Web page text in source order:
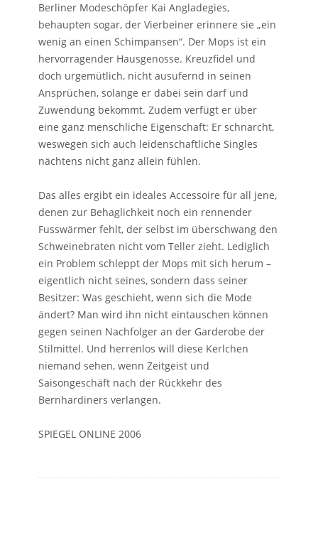
Berliner Modeschöpfer Kai Angladegies,
behaupten sogar, der Vierbeiner erinnere sie „ein
wenig an einen Schimpansen“. Der Mops ist ein
hervorragender Hausgenosse. Kreuzfidel und
doch urgemütlich, nicht ausufernd in seinen
Ansprüchen, solange er dabei sein darf und
Zuwendung bekommt. Zudem verfügt er über
eine ganz menschliche Eigenschaft: Er schnarcht,
weswegen sich auch leidenschaftliche Singles
nächtens nicht ganz allein fühlen.
Das alles ergibt ein ideales Accessoire für all jene,
denen zur Behaglichkeit noch ein rennender
Fusswärmer fehlt, der selbst im überschwang den
Schweinebraten nicht vom Teller zieht. Lediglich
ein Problem schleppt der Mops mit sich herum –
eigentlich nicht seines, sondern dass seiner
Besitzer: Was geschieht, wenn sich die Mode
ändert? Man wird ihn nicht eintauschen können
gegen seinen Nachfolger an der Garderobe der
Stilmittel. Und herrenlos will diese Kerlchen
niemand sehen, wenn Zeitgeist und
Saisongeschäft nach der Rückkehr des
Bernhardiners verlangen.
SPIEGEL ONLINE 2006